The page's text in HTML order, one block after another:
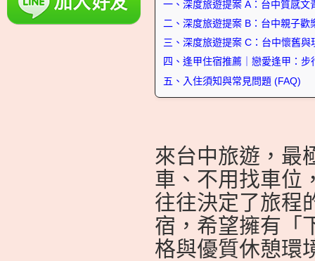
一、深度旅遊提案 A：台中質感文
二、深度旅遊提案 B：台中親子歡
三、深度旅遊提案 C：台中懷舊與
四、逢甲住宿推薦｜戀愛逢甲：
五、入住須知與常見問題 (FAQ)
來台中旅遊，最
車、不用找車位
往往決定了旅程
宿，希望擁有「
格與優質休憩環